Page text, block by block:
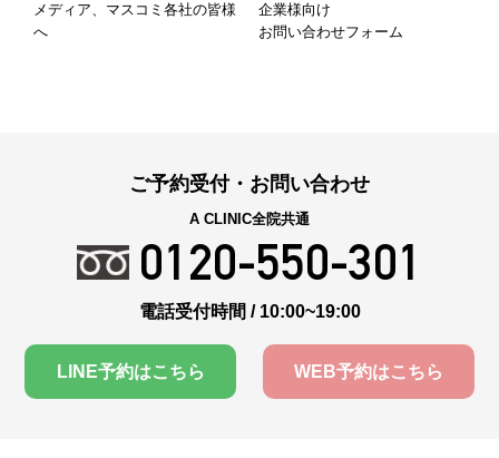
メディア、マスコミ各社の皆様
へ
企業様向け
お問い合わせフォーム
ご予約受付・お問い合わせ
A CLINIC全院共通
0120-550-301
電話受付時間 / 10:00~19:00
LINE予約はこちら WEB予約はこちら